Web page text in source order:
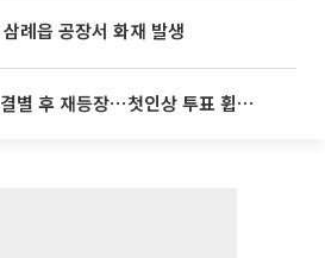
례읍 공장서 화재 발생
‘나솔사계’ 국화, 결별 후 재등장⋯첫인상 투표 휩쓸고 ‘인기녀’ 등극